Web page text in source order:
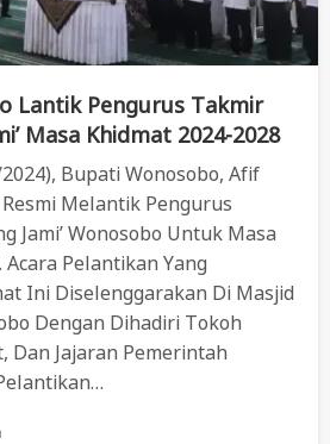
Lantik Pengurus Takmir
Masa Khidmat 2024-2028
Bupati Wonosobo, Afif
Melantik Pengurus
Jami’ Wonosobo Untuk Masa
Acara Pelantikan Yang
Ini Diselenggarakan Di Masjid
Dengan Dihadiri Tokoh
Dan Jajaran Pemerintah